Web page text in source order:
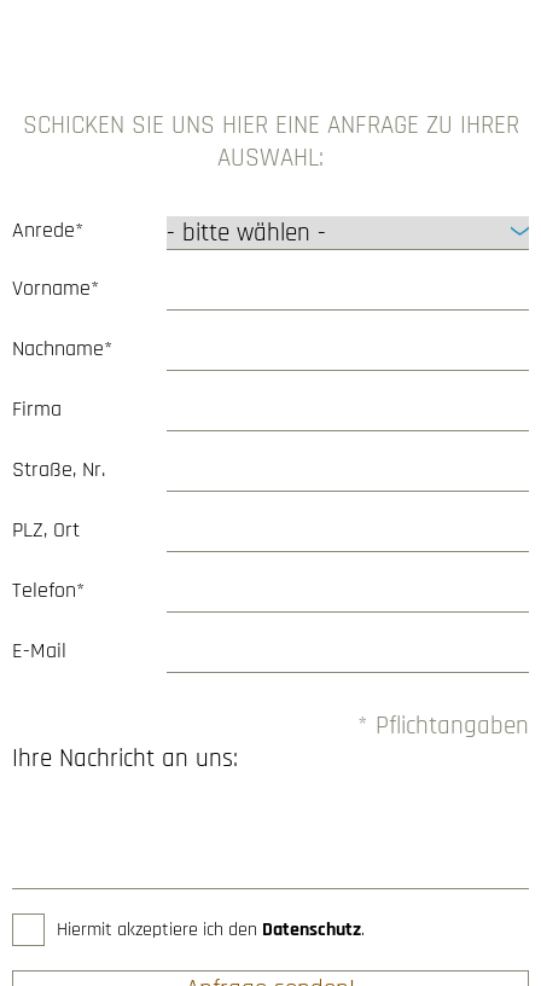
SCHICKEN SIE UNS HIER EINE ANFRAGE ZU IHRER
AUSWAHL:
Anrede*
Vorname*
Nachname*
Firma
Straße, Nr.
PLZ, Ort
Telefon*
E-Mail
* Pflichtangaben
Ihre Nachricht an uns:
Hiermit akzeptiere ich den Datenschutz.